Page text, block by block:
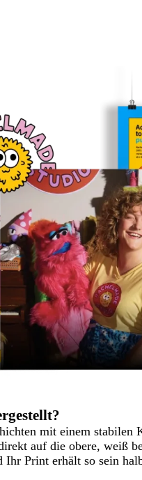
mit einem
auf die obere, weiß
Ihr Print erhält so sein